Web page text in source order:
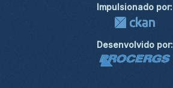
Impulsionado por:
Desenvolvido por: